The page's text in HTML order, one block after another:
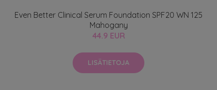
Even Better Clinical Serum Foundation SPF20 WN 125
Mahogany
44.9 EUR
LISÄTIETOJA